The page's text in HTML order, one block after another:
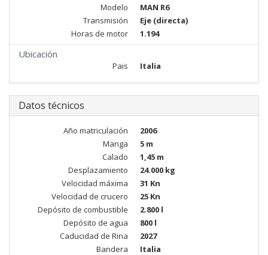
Modelo
MAN R6
Transmisión
Eje (directa)
Horas de motor
1.194
Ubicación
Pais Italia
Datos técnicos
Año matriculación
2006
Manga
5 m
Calado
1,45 m
Desplazamiento
24.000 kg
Velocidad máxima
31 Kn
Velocidad de crucero
25 Kn
Depósito de combustible
2.800 l
Depósito de agua
800 l
Caducidad de Rina
2027
Bandera
Italia